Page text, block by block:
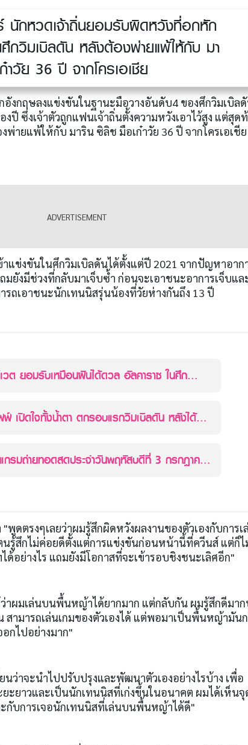
นักหวดเจ้าถิ่นยอมรับผิดหวังที่อกหัก
กวิมเบิลดัน หลังต้องพ่ายแพ้ให้กับ มา
วัย 36 ปี จากโครเอเชีย
อังกฤษลงแข่งขันในฐานะมือวางอันดับ4 ของศึกวิมเบิล
ปี ซึ่งเจ้าตัวถูกแฟนเจ้าถิ่นตั้งความหวังเอาไว้สูง แต่สุด
ายแพ้ให้กับ มาริน ซิลิช มือเก๋าวัย 36 ปี จากโครเอเชี
แข่งขันในศึกวิมเบิลดันได้ตั้งแต่ปี 2021 จากปัญหาอาก
มยังมีช่วงที่กลับมาเจ็บซ้ำ ก่อนจะเอาชนะอาการเจ็บแล
รถเอาชนะนักเทนนิสรุ่นน้องที่วัยห่างกันถึง 13 ปี
วต ยอมรับเหมือนฝันได้ดวล อัลคาราซ ในศึก
เปิดใจทั้งน้ำตา ตกรอบแรกวิมเบิลดัน หลังได้
กรมถ่ายทอดสดประจำวันพฤหัสบดีที่ 3 กรกฎาคม
"พูดตรงๆเลยว่าผมรู้สึกผิดหวังผลงานของตัวเองกับการเ
สึกไม่ค่อยดีตั้งแต่การแข่งขันก่อนหน้านี้ที่ควีนส์ แต่ก็ไ
ด้อย่างไร แถมยังมีโอกาสที่จะเข้ารอบชิงชนะเลิศอีก"
าผมเล่นบนพื้นหญ้าได้ยากมาก แต่กลับกัน ผมรู้สึกดีมา
สามารถเล่นเกมของตัวเองได้ แต่พอมาเป็นพื้นหญ้ามัน
กไปอย่างมาก"
ว่าจะนำไปปรับปรุงและพัฒนาตัวเองอย่างไรบ้าง เพื่อ
ะยาวและเป็นนักเทนนิสที่เก่งขึ้นในอนาคต ผมได้เห็นจุ
ะกับการเจอนักเทนนิสที่เล่นบนพื้นหญ้าได้ดี"